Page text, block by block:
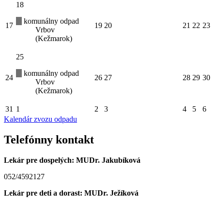
17
18
komunálny odpad
Vrbov
(Kežmarok)
19 20 21 22 23
24
25
komunálny odpad
Vrbov
(Kežmarok)
26 27 28 29 30
31 1 2 3 4 5
6
Kalendár zvozu odpadu
Telefónny kontakt
Lekár pre dospelých: MUDr. Jakubíková
052/4592127
Lekár pre deti a dorast: MUDr. Ježíková